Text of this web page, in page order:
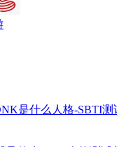
是什么人格-SBTI测